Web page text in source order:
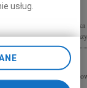
Andrzeja
Weronice Oklejak
współczucia z
usług.